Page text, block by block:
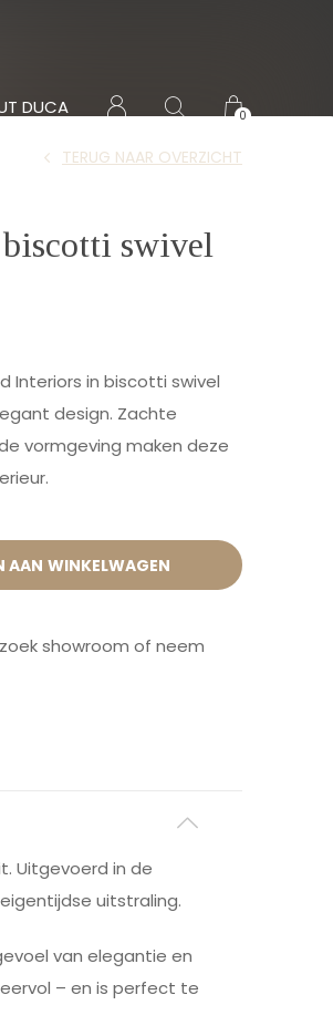
DUCA 0
swivel
TERUG NAAR OVERZICHT
Interiors in biscotti swivel
design. Zachte
vormgeving maken deze
AAN WINKELWAGEN
showroom of neem
Uitgevoerd in de
uitstraling.
van elegantie en
– en is perfect te